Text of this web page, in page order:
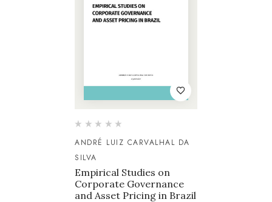
ANDRÉ LUIZ CARVALHAL DA
SILVA
Empirical Studies on
Corporate Governance
and Asset Pricing in Brazil